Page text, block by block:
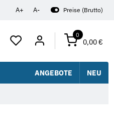
A+ A- Preise (Brutto)
0
0,00 €
ANGEBOTE NEU